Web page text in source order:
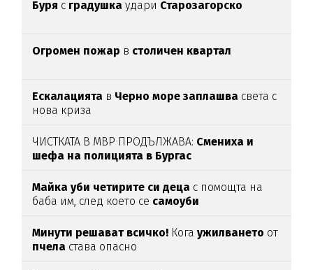
Буря с градушкаудари Старозагорско
Огромен пожар в столичен квартал
Ескалацията в Черно море заплашва света с
нова криза
ЧИСТКАТА В МВР ПРОДЪЛЖАВА: Смениха и
шефа на полицията в Бургас
Майка уби четирите си деца с помощта на
баба им, след което се самоуби
Минути решават всичко! Когаужилването от
пчела става опасно